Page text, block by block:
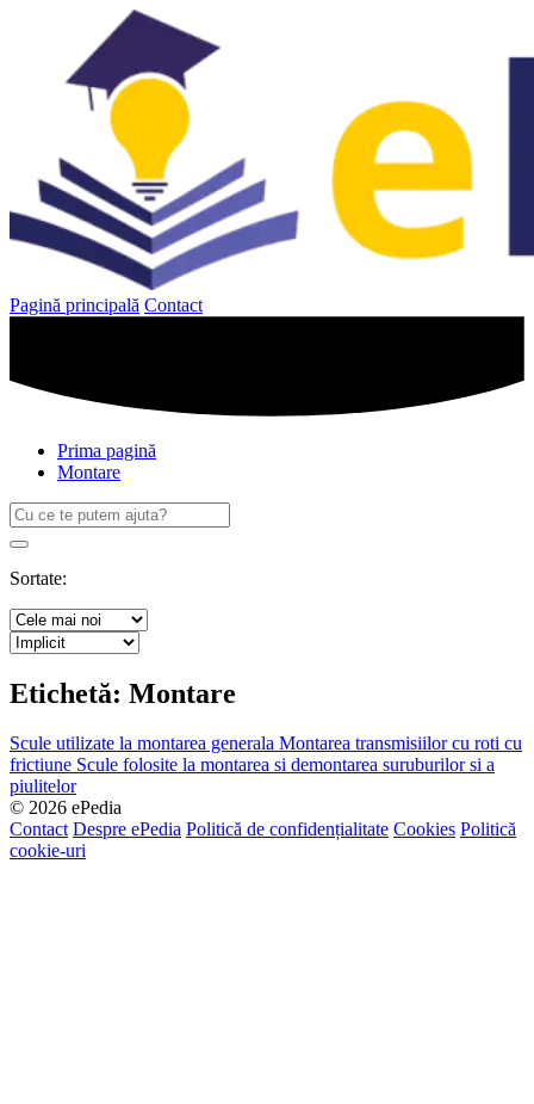
Pagină principală Contact
Prima pagină
Montare
Caută
după:
Search
Sortate:
Etichetă: Montare
Scule utilizate la montarea generala Montarea transmisiilor cu roti cu
frictiune Scule folosite la montarea si demontarea suruburilor si a
piulitelor
© 2026 ePedia
Contact Despre ePedia Politică de confidențialitate Cookies Politică
cookie-uri